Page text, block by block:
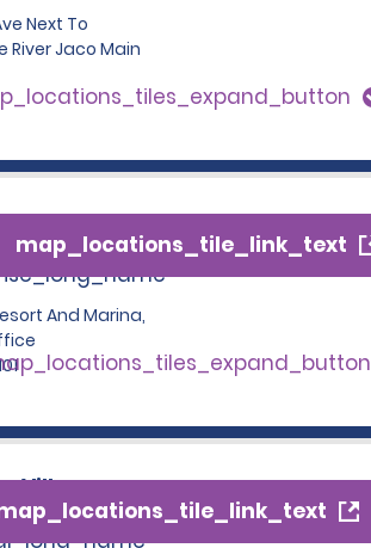
Next To
River Jaco Main
And Marina,
map_locations_tile_link_text
Village